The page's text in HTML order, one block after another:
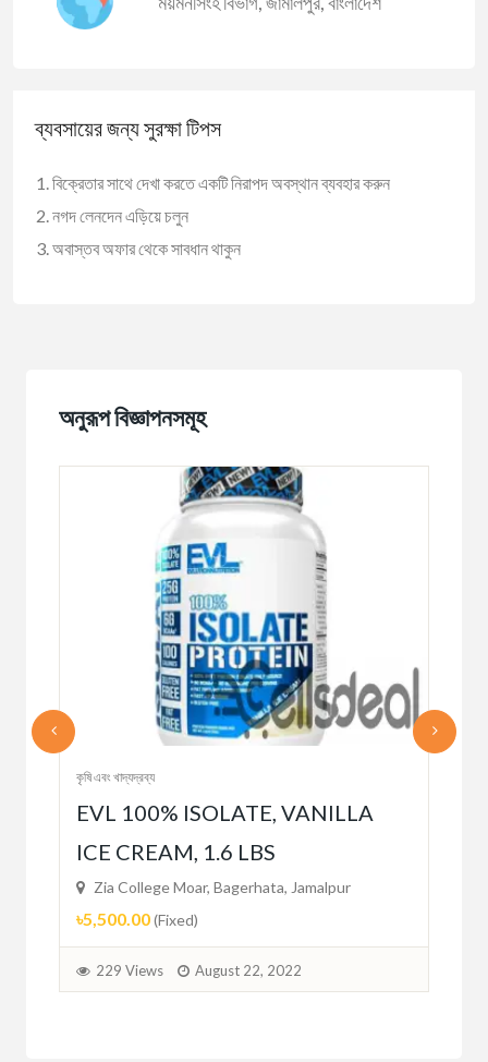
ব্যবসায়ের জন্য সুরক্ষা টিপস
বিক্রেতার সাথে দেখা করতে একটি নিরাপদ অবস্থান ব্যবহার করুন
নগদ লেনদেন এড়িয়ে চলুন
অবাস্তব অফার থেকে সাবধান থাকুন
অনুরূপ বিজ্ঞাপনসমূহ
কৃষি এবং খাদ্যদ্রব্য
EVL 100% ISOLATE, VANILLA
ICE CREAM, 1.6 LBS
Zia College Moar, Bagerhata, Jamalpur
৳5,500.00(Fixed)
229 Views August 22, 2022